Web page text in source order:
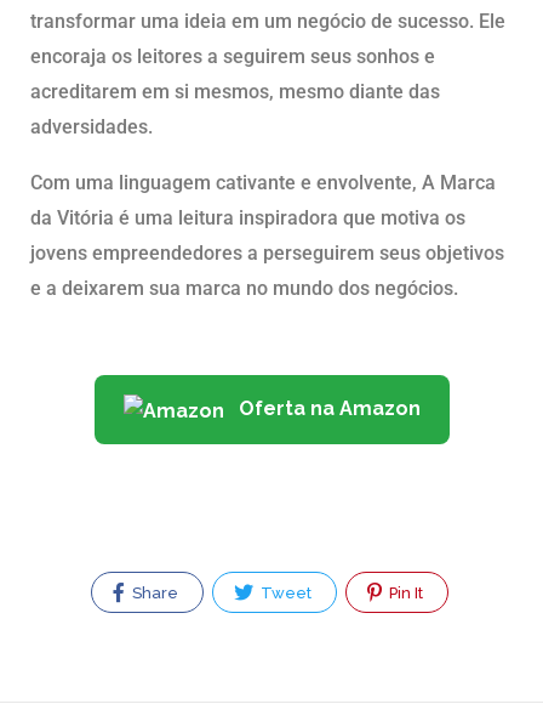
transformar uma ideia em um negócio de sucesso. Ele
encoraja os leitores a seguirem seus sonhos e
acreditarem em si mesmos, mesmo diante das
adversidades.
Com uma linguagem cativante e envolvente, A Marca
da Vitória é uma leitura inspiradora que motiva os
jovens empreendedores a perseguirem seus objetivos
e a deixarem sua marca no mundo dos negócios.
Oferta na Amazon
Share Tweet Pin It